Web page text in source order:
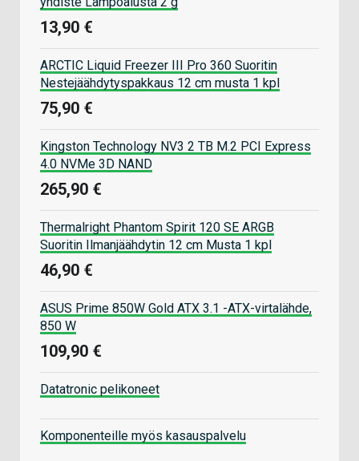
13,90 €
ARCTIC Liquid Freezer III Pro 360 Suoritin
Nestejäähdytyspakkaus 12 cm musta 1 kpl
75,90 €
Kingston Technology NV3 2 TB M.2 PCI Express
4.0 NVMe 3D NAND
265,90 €
Thermalright Phantom Spirit 120 SE ARGB
Suoritin Ilmanjäähdytin 12 cm Musta 1 kpl
46,90 €
ASUS Prime 850W Gold ATX 3.1 -ATX-virtalähde,
850 W
109,90 €
Datatronic pelikoneet
Komponenteille myös kasauspalvelu